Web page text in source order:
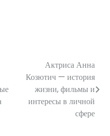
Актриса Анна
Козютич — история
жизни, фильмы и
интересы в личной
сфере